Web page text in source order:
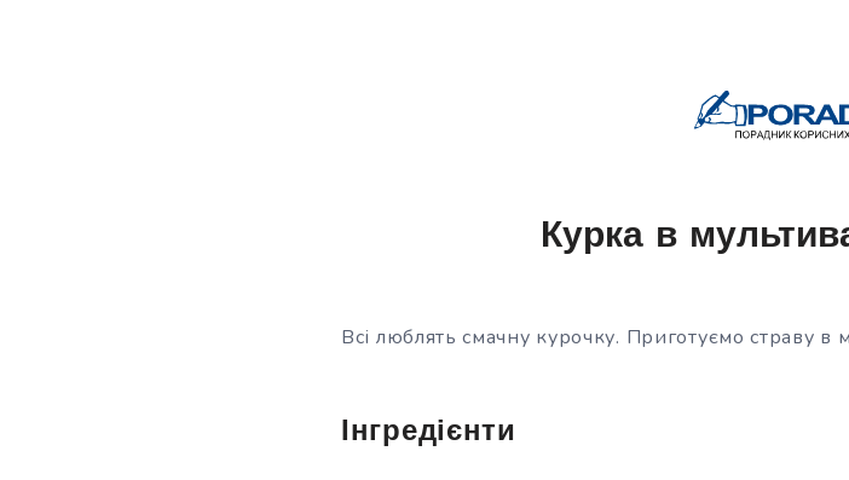
Курка в
Всі люблять смачну курочку. Приготуємо страву в
Інгредієнти